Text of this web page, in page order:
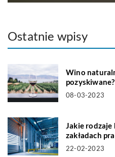
Ostatnie wpisy
Wino
pozyskiwane?
08-03-2023
Jakie rodzaje
zakładach
22-02-2023